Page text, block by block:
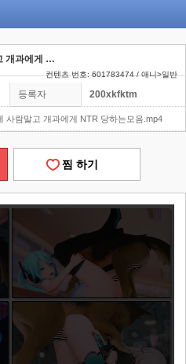
[꼴애니] 애니풍 이제 사람말고 개과에게 NTR 당하는모음
컨텐츠 번호: 601783474 / 애니>일반
등록자 200xkfktm
사람말고 개과에게 NTR 당하는모음.mp4
찜 하기